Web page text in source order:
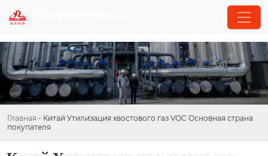
Главная - Китай Утилизация хвостового газ VOC Основная страна
покупателя